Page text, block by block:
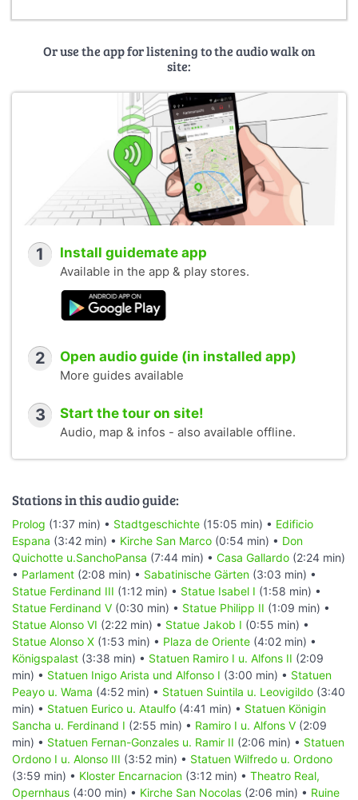
Or use the app for listening to the audio walk on
site:
1 Install guidemate app
Available in the app & play stores.
2 Open audio guide (in installed app)
More guides available
3 Start the tour on site!
Audio, map & infos - also available offline.
Stations in this audio guide:
Prolog (1:37 min) • Stadtgeschichte (15:05 min) • Edificio
Espana (3:42 min) • Kirche San Marco (0:54 min) • Don
Quichotte u.SanchoPansa (7:44 min) • Casa Gallardo (2:24 min)
• Parlament (2:08 min) • Sabatinische Gärten (3:03 min) •
Statue Ferdinand III (1:12 min) • Statue Isabel I (1:58 min) •
Statue Ferdinand V (0:30 min) • Statue Philipp II (1:09 min) •
Statue Alonso VI (2:22 min) • Statue Jakob I (0:55 min) •
Statue Alonso X (1:53 min) • Plaza de Oriente (4:02 min) •
Königspalast (3:38 min) • Statuen Ramiro I u. Alfons II (2:09
min) • Statuen Inigo Arista und Alfonso I (3:00 min) • Statuen
Peayo u. Wama (4:52 min) • Statuen Suintila u. Leovigildo (3:40
min) • Statuen Eurico u. Ataulfo (4:41 min) • Statuen Königin
Sancha u. Ferdinand I (2:55 min) • Ramiro I u. Alfons V (2:09
min) • Statuen Fernan-Gonzales u. Ramir II (2:06 min) • Statuen
Ordono I u. Alonso III (3:52 min) • Statuen Wilfredo u. Ordono
(3:59 min) • Kloster Encarnacion (3:12 min) • Theatro Real,
Opernhaus (4:00 min) • Kirche San Nocolas (2:06 min) • Ruine